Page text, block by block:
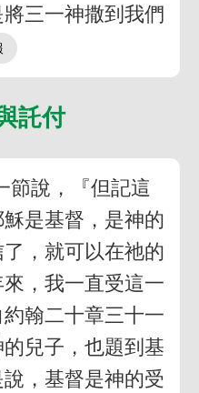
三一神撒到我們
託付
節說，『但記這
是基督，是神的
，就可以在祂的
，我一直受這一
翰二十章三十一
兒子，也題到基
，基督是神的受